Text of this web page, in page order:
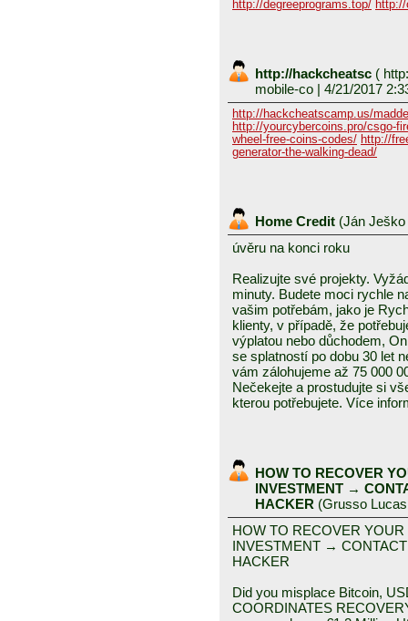
http://degreeprograms.top/
http://hackcheatsc (
mobile-co | 4/21/2017
http://hackcheatscamp.us/
http://yourcybercoins.pro/csgo-
wheel-free-coins-codes/ http://
generator-the-walking-dead/
Home Credit (Ján Ješko
úvěru na konci roku
Realizujte své projekty.
minuty. Budete moci rychle
vašim potřebám, jako je
klienty, v případě, že
výplatou nebo důchodem,
se splatností po dobu 30 let
vám zálohujeme až 75 000
Nečekejte a prostudujte si
kterou potřebujete. Více
HOW TO RECOVER
INVESTMENT →
HACKER (Grusso Lucas
HOW TO RECOVER
INVESTMENT →
HACKER
Did you misplace Bitcoin,
COORDINATES